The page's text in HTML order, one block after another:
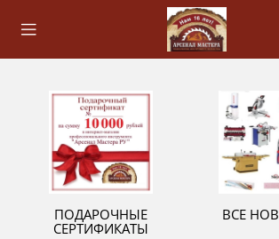
ПОДАРОЧНЫЕ
СЕРТИФИКАТЫ
ВСЕ